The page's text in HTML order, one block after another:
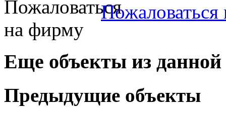
Еще объекты из данной
Предыдущие объекты